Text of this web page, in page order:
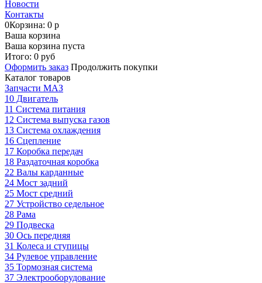
Новости
Контакты
0Корзина: 0 р
Ваша корзина
Ваша корзина пуста
Итого: 0 руб
Оформить заказ Продолжить покупки
Каталог товаров
Запчасти МАЗ
10 Двигатель
11 Система питания
12 Система выпуска газов
13 Система охлаждения
16 Сцепление
17 Коробка передач
18 Раздаточная коробка
22 Валы карданные
24 Мост задний
25 Мост средний
27 Устройство седельное
28 Рама
29 Подвеска
30 Ось передняя
31 Колеса и ступицы
34 Рулевое управление
35 Тормозная система
37 Электрооборудование